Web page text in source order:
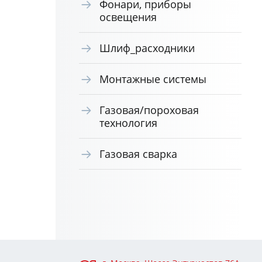
Фонари, приборы
освещения
Шлиф_расходники
Монтажные системы
Газовая/пороховая
технология
Газовая сварка